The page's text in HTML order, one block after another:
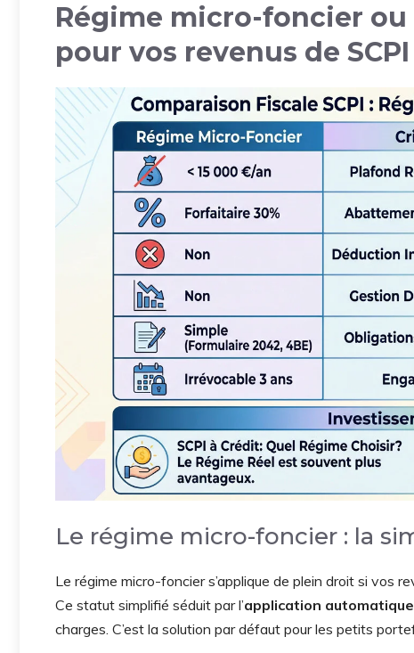
Régime micro-foncier
pour vos revenus de SCPI
Le régime micro-foncier : la
Le régime micro-foncier s’applique de plein droit si vos
Ce statut simplifié séduit par l’application
charges. C’est la solution par défaut pour les petits